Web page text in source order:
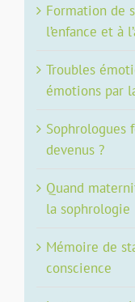
Formation de
l’enfance et à
Troubles
émotions par
Sophrologues
devenus ?
Quand
la sophrologie
Mémoire de
conscience